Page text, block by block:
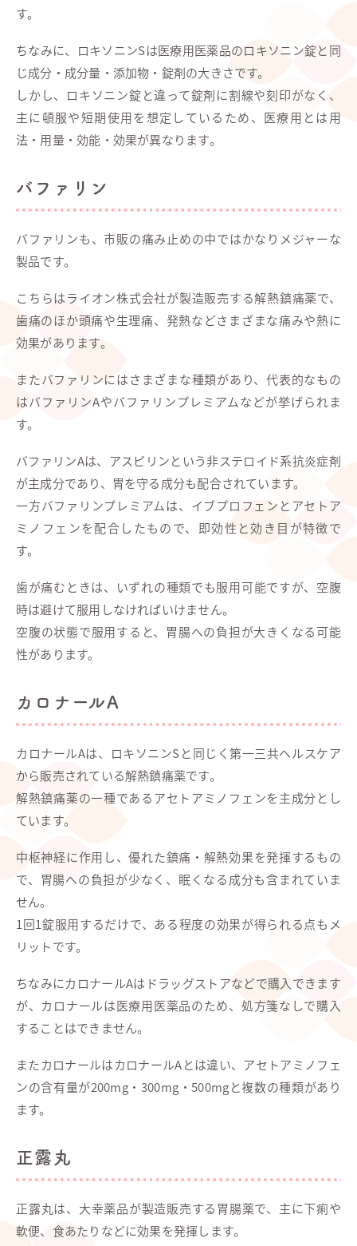
す。
ちなみに、ロキソニンSは医療用医薬品のロキソニン錠と同
じ成分・成分量・添加物・錠剤の大きさです。
しかし、ロキソニン錠と違って錠剤に割線や刻印がなく、
主に頓服や短期使用を想定しているため、医療用とは用
法・用量・効能・効果が異なります。
バファリン
バファリンも、市販の痛み止めの中ではかなりメジャーな
製品です。
こちらはライオン株式会社が製造販売する解熱鎮痛薬で、
歯痛のほか頭痛や生理痛、発熱などさまざまな痛みや熱に
効果があります。
またバファリンにはさまざまな種類があり、代表的なもの
はバファリンAやバファリンプレミアムなどが挙げられま
す。
バファリンAは、アスピリンという非ステロイド系抗炎症剤
が主成分であり、胃を守る成分も配合されています。
一方バファリンプレミアムは、イブプロフェンとアセトア
ミノフェンを配合したもので、即効性と効き目が特徴で
す。
歯が痛むときは、いずれの種類でも服用可能ですが、空腹
時は避けて服用しなければいけません。
空腹の状態で服用すると、胃腸への負担が大きくなる可能
性があります。
カロナールA
カロナールAは、ロキソニンSと同じく第一三共ヘルスケア
から販売されている解熱鎮痛薬です。
解熱鎮痛薬の一種であるアセトアミノフェンを主成分とし
ています。
中枢神経に作用し、優れた鎮痛・解熱効果を発揮するもの
で、胃腸への負担が少なく、眠くなる成分も含まれていま
せん。
1回1錠服用するだけで、ある程度の効果が得られる点もメ
リットです。
ちなみにカロナールAはドラッグストアなどで購入できます
が、カロナールは医療用医薬品のため、処方箋なしで購入
することはできません。
またカロナールはカロナールAとは違い、アセトアミノフェ
ンの含有量が200mg・300mg・500mgと複数の種類があり
ます。
正露丸
正露丸は、大幸薬品が製造販売する胃腸薬で、主に下痢や
軟便、食あたりなどに効果を発揮します。